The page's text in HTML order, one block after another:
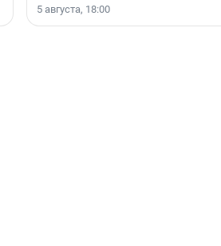
5 августа, 18:00